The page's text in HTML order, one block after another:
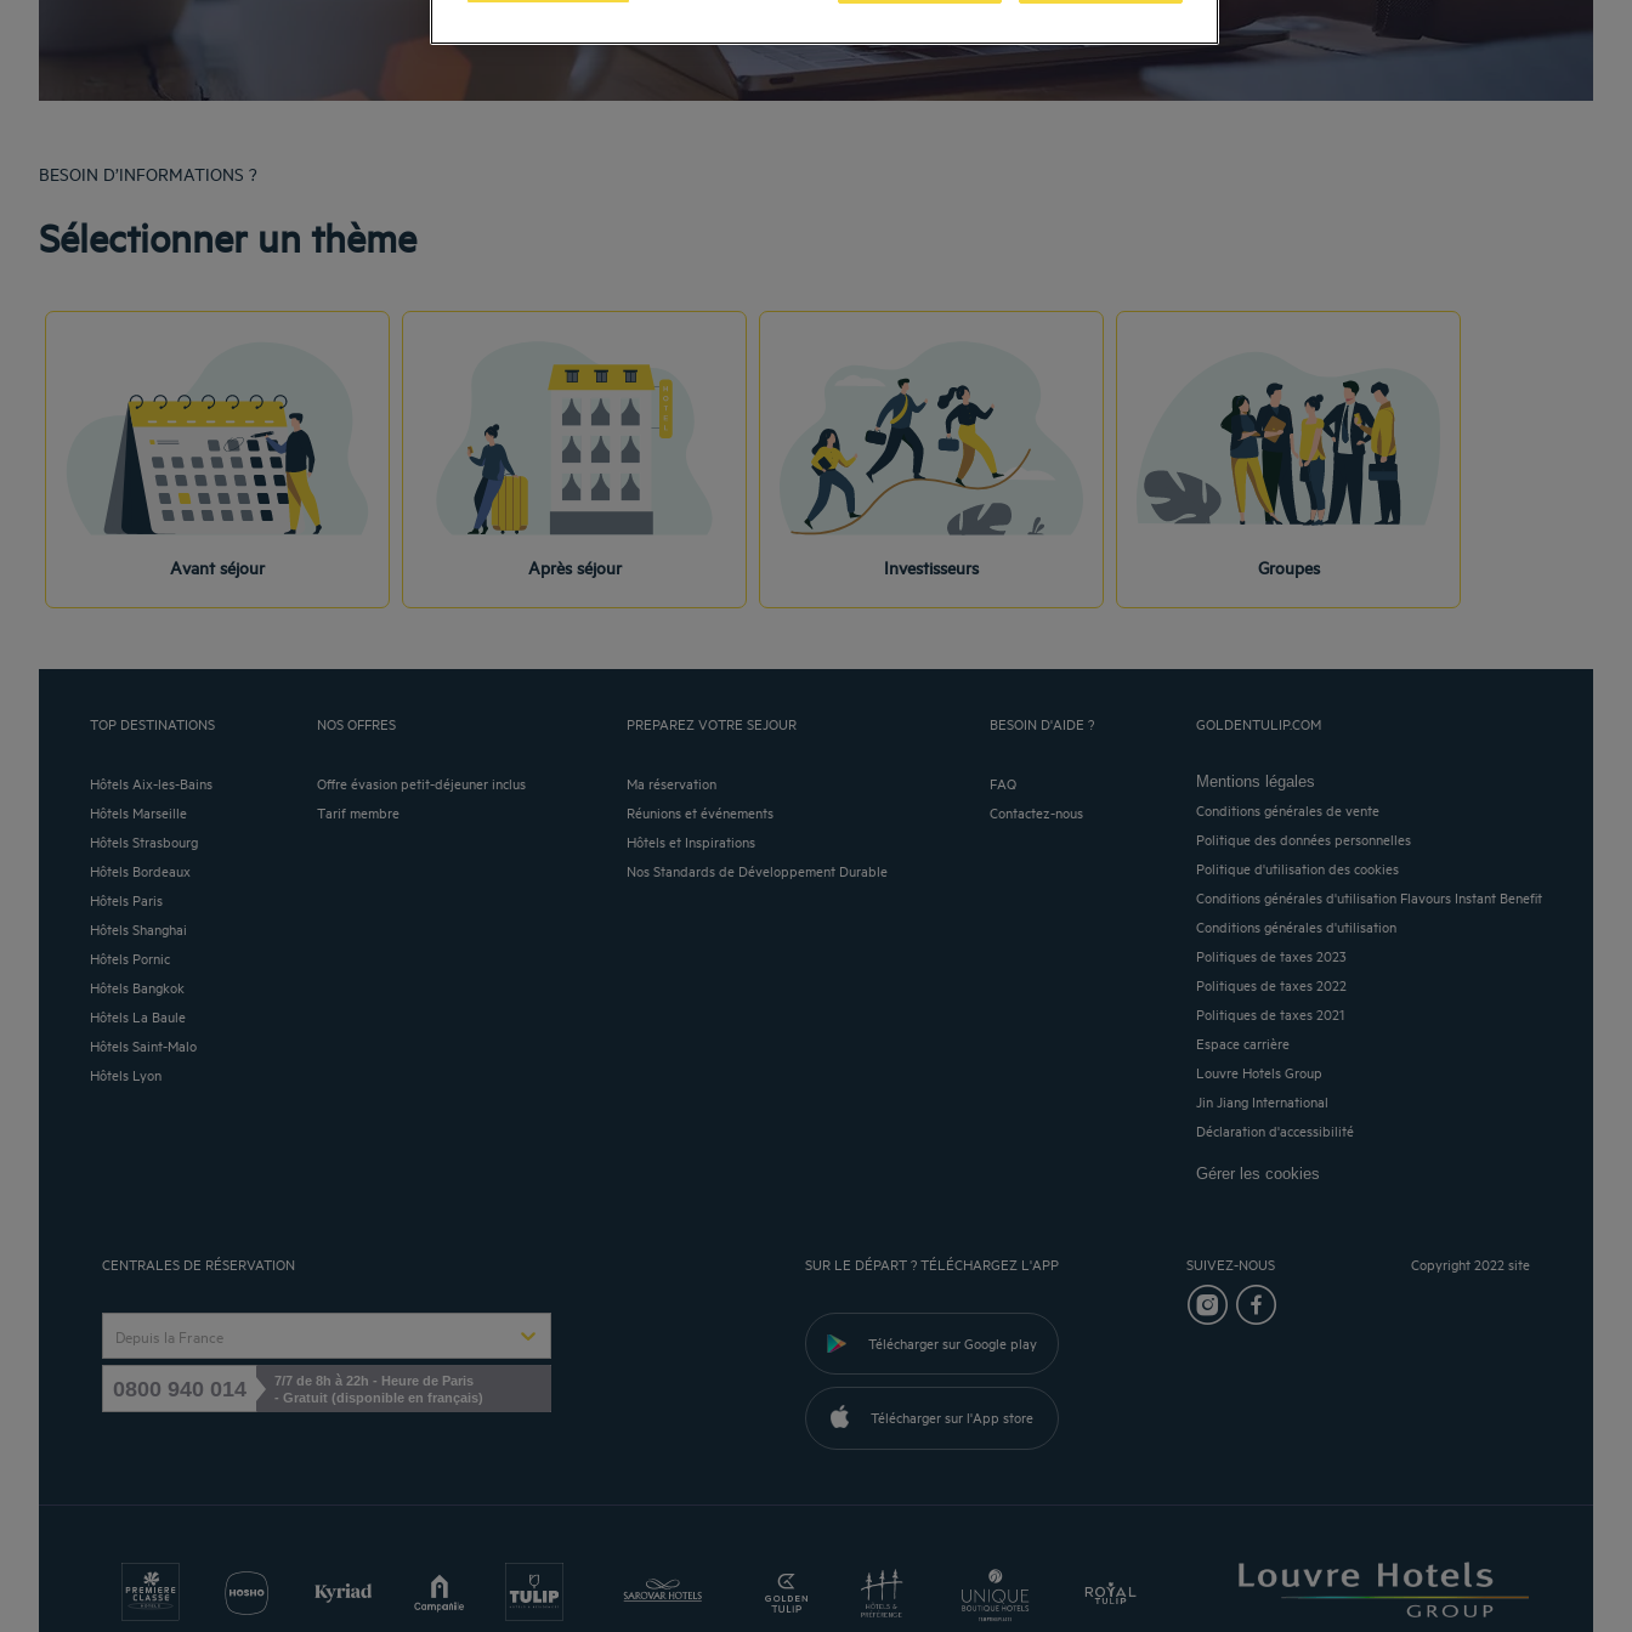
BESOIN D’INFORMATIONS ?
Sélectionner un thème
Avant séjour Après séjour Investisseurs Groupes
TOP DESTINATIONS
Hôtels Aix-les-Bains
Hôtels Marseille
Hôtels Strasbourg
Hôtels Bordeaux
Hôtels Paris
Hôtels Shanghai
Hôtels Pornic
Hôtels Bangkok
Hôtels La Baule
Hôtels Saint-Malo
Hôtels Lyon
NOS OFFRES
Offre évasion petit-déjeuner inclus
Tarif membre
PREPAREZ VOTRE SEJOUR
Ma réservation
Réunions et événements
Hôtels et Inspirations
Nos Standards de Développement Durable
BESOIN D'AIDE ?
FAQ
Contactez-nous
GOLDENTULIP.COM
Mentions légales
Conditions générales de vente
Politique des données personnelles
Politique d'utilisation des cookies
Conditions générales d'utilisation Flavours Instant Benefit
Conditions générales d'utilisation
Politiques de taxes 2023
Politiques de taxes 2022
Politiques de taxes 2021
Espace carrière
Louvre Hotels Group
Jin Jiang International
Déclaration d'accessibilité
Gérer les cookies
CENTRALES DE RÉSERVATION
Depuis la France
0800 940 014
7/7 de 8h à 22h - Heure de Paris
- Gratuit (disponible en français)
SUR LE DÉPART ? TÉLÉCHARGEZ L'APP
Télécharger sur Google play
Télécharger sur l'App store
SUIVEZ-NOUS Copyright 2022 site